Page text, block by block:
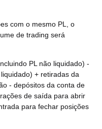
com o mesmo PL, o
de trading será
PL não liquidado) -
+ retiradas da
- depósitos da conta de
de saída para abrir
para fechar posições